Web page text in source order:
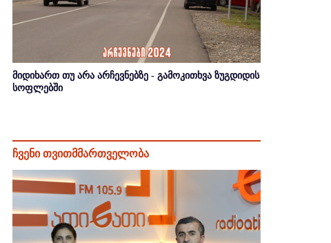
მიდიხართ თუ არა არჩევნებზე - გამოკითხვა ზუგდიდის
სოფლებში
ჩვენი თვითმმართველობა